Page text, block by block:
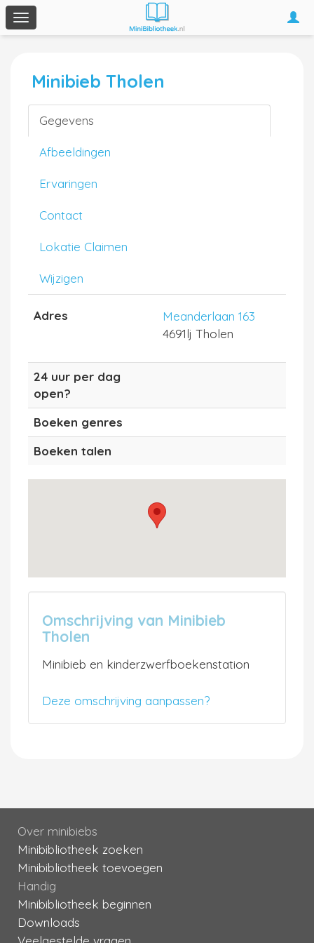
Toggle
navigation
Minibieb Tholen
Gegevens
Afbeeldingen
Ervaringen
Contact
Lokatie Claimen
Wijzigen
Adres
Meanderlaan 163
4691lj Tholen
24 uur per dag
open?
Boeken genres
Boeken talen
Omschrijving van Minibieb
Tholen
Minibieb en kinderzwerfboekenstation
Deze omschrijving aanpassen?
Over minibiebs
Minibibliotheek zoeken
Minibibliotheek toevoegen
Handig
Minibibliotheek beginnen
Downloads